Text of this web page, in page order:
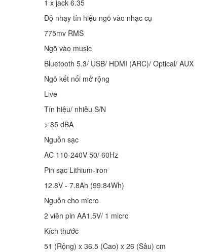
1 x jack 6.35
Độ nhạy tín hiệu ngõ vào nhạc cụ
775mv RMS
Ngõ vào music
Bluetooth 5.3/ USB/ HDMI (ARC)/ Optical/ AUX
Ngõ kết nối mở rộng
Live
Tín hiệu/ nhiễu S/N
> 85 dBA
Nguồn sạc
AC 110-240V 50/ 60Hz
Pin sạc Lithium-iron
12.8V - 7.8Ah (99.84Wh)
Nguồn cho micro
2 viên pin AA1.5V/ 1 micro
Kích thước
51 (Rộng) x 36.5 (Cao) x 26 (Sâu) cm